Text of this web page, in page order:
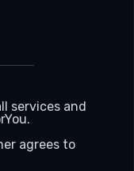
services and
agrees to